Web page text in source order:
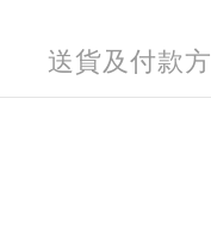
送貨及付款